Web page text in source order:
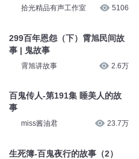
拾光精品有声工作室 5106
299百年恩怨（下）霄旭民间故
事 | 鬼故事
霄旭讲故事 2.6万
百鬼传人-第191集 睡美人的故
事
miss酱油君 23.7万
生死簿-百鬼夜行的故事（2）